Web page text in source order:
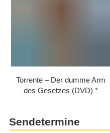
Torrente – Der dumme Arm
des Gesetzes (DVD)
Sendetermine